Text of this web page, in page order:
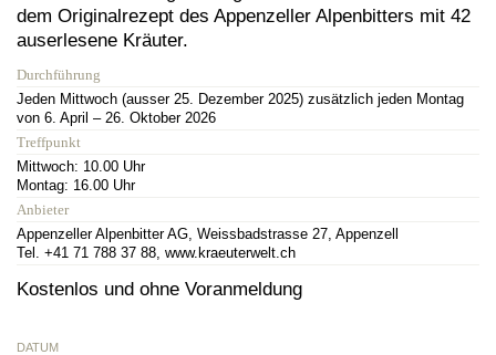
dem Originalrezept des Appenzeller Alpenbitters mit 42
auserlesene Kräuter.
Durchführung
Jeden Mittwoch (ausser 25. Dezember 2025) zusätzlich jeden Montag
von 6. April – 26. Oktober 2026
Treffpunkt
Mittwoch: 10.00 Uhr
Montag: 16.00 Uhr
Anbieter
Appenzeller Alpenbitter AG, Weissbadstrasse 27, Appenzell
Tel. +41 71 788 37 88, www.kraeuterwelt.ch
Kostenlos und ohne Voranmeldung
DATUM